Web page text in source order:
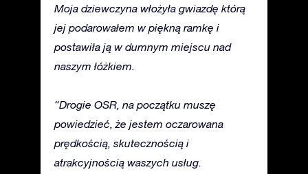
Moja dziewczyna włożyła gwiazdę którą
jej podarowałem w piękną ramkę i
postawiła ją w dumnym miejscu nad
naszym łóżkiem.
“Drogie OSR, na początku muszę
powiedzieć, że jestem oczarowana
prędkością, skutecznością i
atrakcyjnością waszych usług.